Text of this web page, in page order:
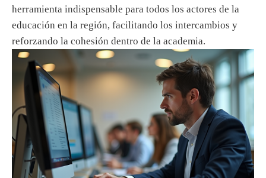
herramienta indispensable para todos los actores de la
educación en la región, facilitando los intercambios y
reforzando la cohesión dentro de la academia.